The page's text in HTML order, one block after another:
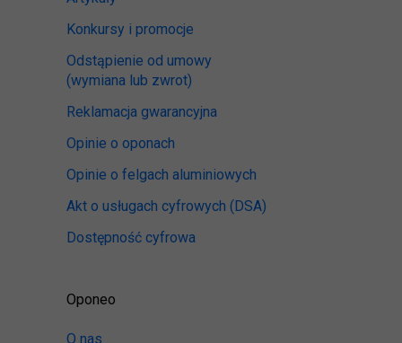
Konkursy i promocje
Odstąpienie od umowy
(wymiana lub zwrot)
Reklamacja gwarancyjna
Opinie o oponach
Opinie o felgach aluminiowych
Akt o usługach cyfrowych (DSA)
Dostępność cyfrowa
Oponeo
O nas